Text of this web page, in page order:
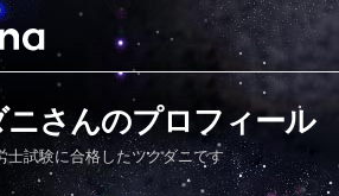
ニさんのプロフィール
士試験に合格したツクダニです